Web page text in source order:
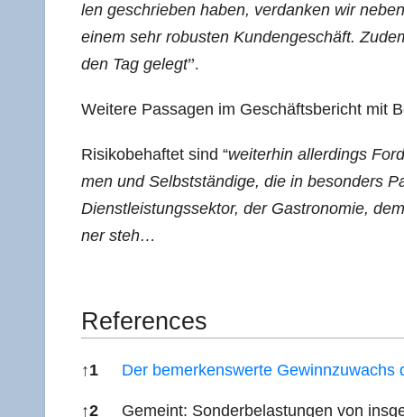
len geschrie­ben haben, ver­dan­ken wir
einem sehr robus­ten Kun­den­ge­schäft.
den Tag gelegt”.
Wei­te­re Pas­sa­gen im Geschäfts­be­richt mit
Risi­ko­be­haf­tet sind “wei­ter­hin aller­dings
men und Selbst­stän­di­ge, die in beson­ders
Dienst­leis­tungs­sek­tor, der Gas­tro­no­mie,
ner steh…
Refe­ren­ces
↑1 Der bemer­kens­wer­te Gewinn­zu­wachs
↑2
Gemeint: Son­der­be­las­tun­gen von